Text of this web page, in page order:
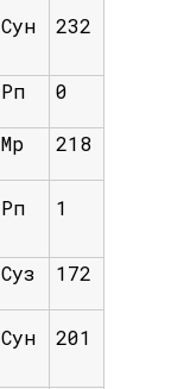
Сун 232
Рп 0
Мр 218
Рп 1
Суз 172
Сун 201